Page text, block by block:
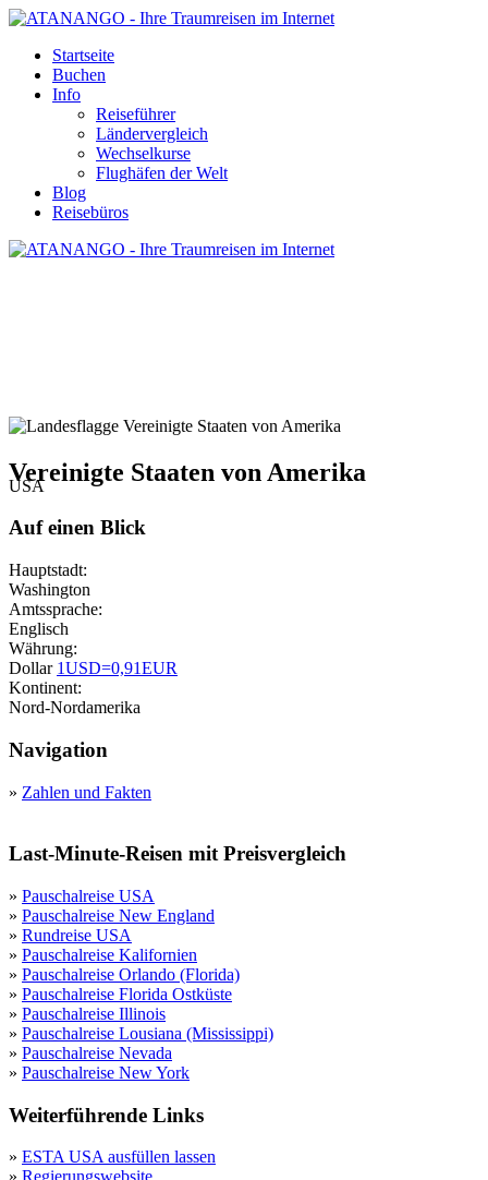
Startseite
Buchen
Info
Reiseführer
Ländervergleich
Wechselkurse
Flughäfen der Welt
Blog
Reisebüros
Vereinigte Staaten von Amerika
USA
Auf einen Blick
Hauptstadt:
Washington
Amtssprache:
Englisch
Währung:
Dollar 1USD=0,91EUR
Kontinent:
Nord-Nordamerika
Navigation
» Zahlen und Fakten
Last-Minute-Reisen mit Preisvergleich
» Pauschalreise USA
» Pauschalreise New England
» Rundreise USA
» Pauschalreise Kalifornien
» Pauschalreise Orlando (Florida)
» Pauschalreise Florida Ostküste
» Pauschalreise Illinois
» Pauschalreise Lousiana (Mississippi)
» Pauschalreise Nevada
» Pauschalreise New York
Weiterführende Links
» ESTA USA ausfüllen lassen